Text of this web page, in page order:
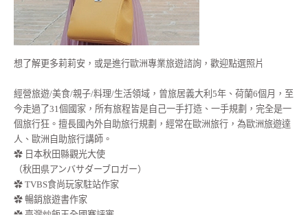
想了解更多莉莉安，或是進行歐洲專業旅遊諮詢，歡迎點選照片
經營旅遊/美食/親子/料理/生活領域，曾旅居義大利5年、荷蘭6個月，至
今走過了31個國家，所有旅程皆是自己一手打造、一手規劃，完全是一
個旅行狂。擅長國內外自助旅行規劃，經常在歐洲旅行，為歐洲旅遊達
人、歐洲自助旅行講師。
✿ 日本秋田縣觀光大使
（秋田県アンバサダーブロガー）
✿ TVBS食尚玩家駐站作家
✿ 暢銷旅遊書作家